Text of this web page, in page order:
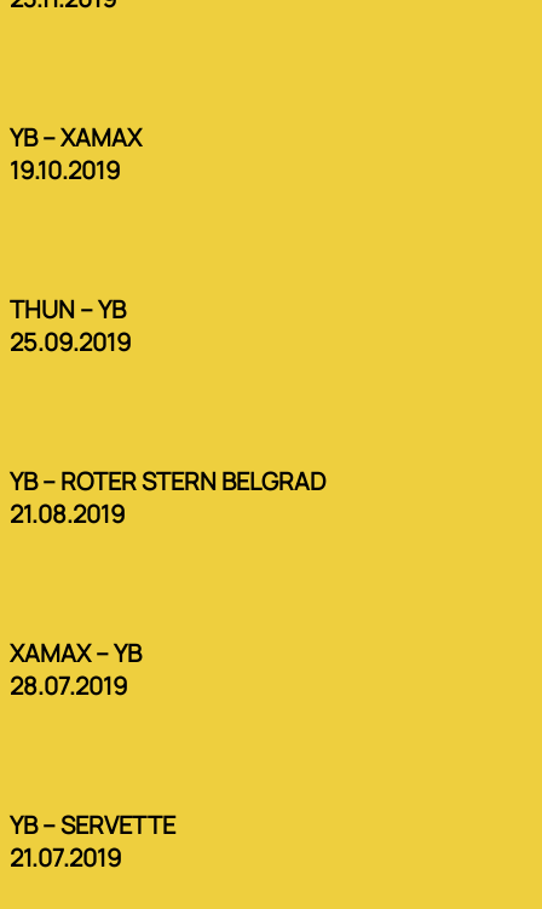
YB – XAMAX
19.10.2019
THUN – YB
25.09.2019
YB – ROTER STERN BELGRAD
21.08.2019
XAMAX – YB
28.07.2019
YB – SERVETTE
21.07.2019